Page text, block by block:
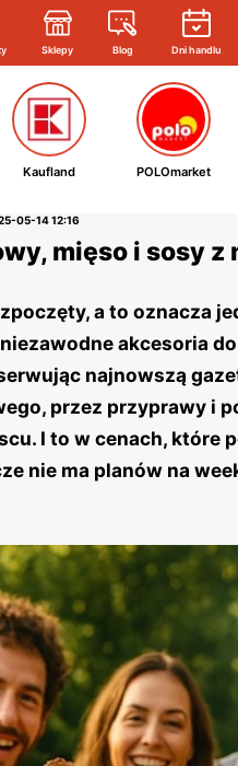
Sklepy Blog Dni handlu
Kaufland POLOmarket
05-14 12:16
mięso i sosy
a to oznacza
akcesoria
najnowszą
przez przyprawy i
I to w cenach, które
nie ma planów na